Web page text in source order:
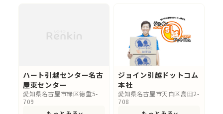
ハート引越センター名古
屋東センター
愛知県名古屋市緑区徳重5-
709
ジョイン引越ドットコム
本社
愛知県名古屋市天白区島田2-
708